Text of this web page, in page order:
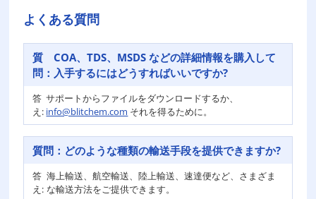
よくある質問
質
問：
COA、TDS、MSDS などの詳細情報を購入して
入手するにはどうすればいいですか?
答
え:
サポートからファイルをダウンロードするか、
info@blitchem.com それを得るために。
質問： どのような種類の輸送手段を提供できますか?
答
え:
海上輸送、航空輸送、陸上輸送、速達便など、さまざま
な輸送方法をご提供できます。